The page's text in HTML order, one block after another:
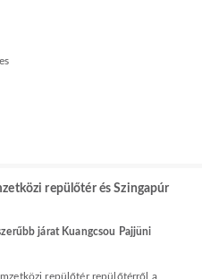
repülőtér és Szingapúr
járat Kuangcsou Pajjüni
repülőtér repülőtérről a